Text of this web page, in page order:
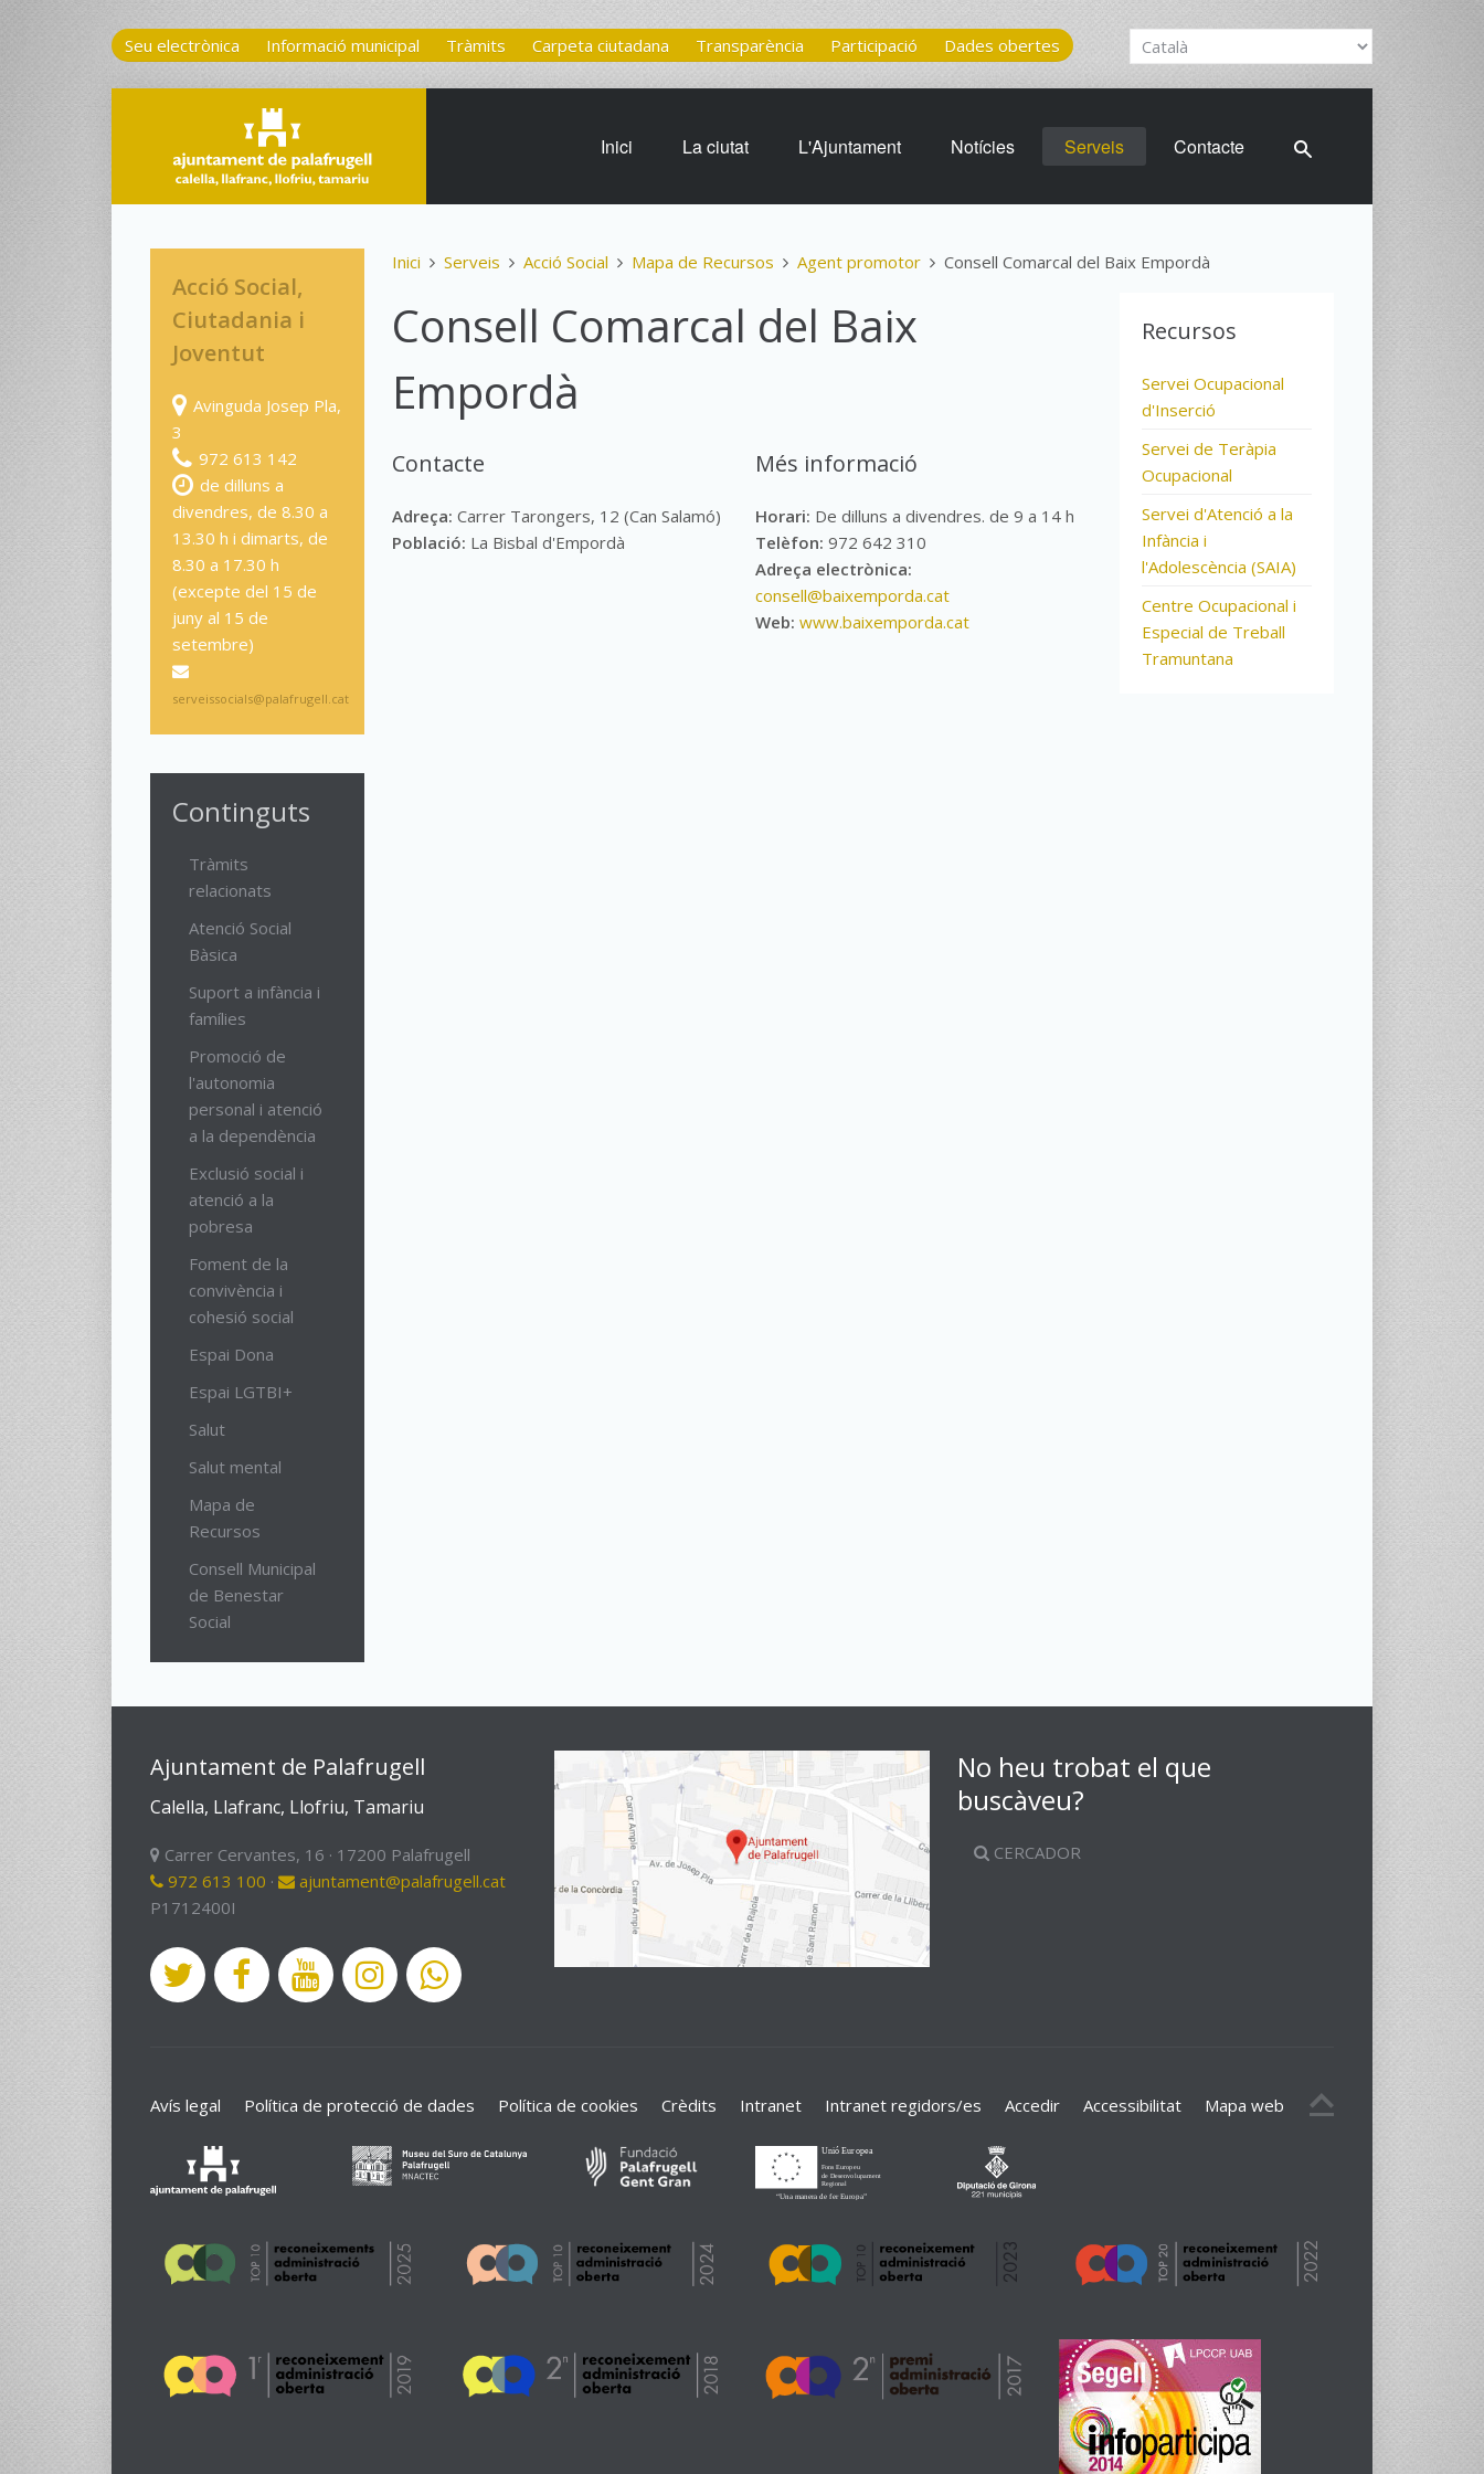
Seu electrònica Informació municipal Tràmits Carpeta ciutadana Transparència Participació Dades obertes
Inici La ciutat L'Ajuntament Notícies Serveis Contacte
Inici Serveis Acció Social Mapa de Recursos Agent promotor Consell Comarcal del Baix Empordà
Consell Comarcal del Baix
Empordà
Contacte
Adreça:Carrer Tarongers, 12 (Can Salamó)
Població: La Bisbal d'Empordà
Més informació
Horari: De dilluns a divendres. de 9 a 14 h
Telèfon:972 642 310
Adreça electrònica:
consell@baixemporda.cat
Web:www.baixemporda.cat
Recursos
Servei Ocupacional
d'Inserció
Servei de Teràpia
Ocupacional
Servei d'Atenció a la
Infància i
l'Adolescència (SAIA)
Centre Ocupacional i
Especial de Treball
Tramuntana
Acció Social,
Ciutadania i
Joventut
Avinguda Josep Pla,
3
972 613 142
de dilluns a
divendres, de 8.30 a
13.30 h i dimarts, de
8.30 a 17.30 h
(excepte del 15 de
juny al 15 de
setembre)
serveissocials@palafrugell.cat
Continguts
Tràmits
relacionats
Atenció Social
Bàsica
Suport a infància i
famílies
Promoció de
l'autonomia
personal i atenció
a la dependència
Exclusió social i
atenció a la
pobresa
Foment de la
convivència i
cohesió social
Espai Dona
Espai LGTBI+
Salut
Salut mental
Mapa de
Recursos
Consell Municipal
de Benestar
Social
Ajuntament de Palafrugell
Calella, Llafranc, Llofriu, Tamariu
Carrer Cervantes, 16 · 17200 Palafrugell
972 613 100 ·
ajuntament@palafrugell.cat
P1712400I
No heu trobat el que
buscàveu?
CERCADOR
Avís legal Política de protecció de dades Política de cookies Crèdits Intranet Intranet regidors/es Accedir Accessibilitat Mapa web